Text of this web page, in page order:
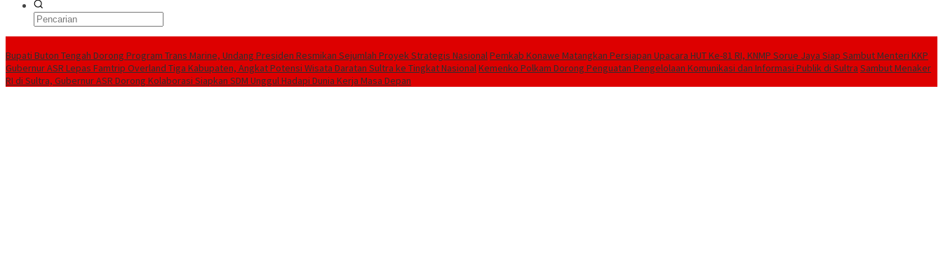
Bupati Buton Tengah Dorong Program Trans Marine, Undang Presiden Resmikan Sejumlah Proyek Strategis NasionalPemkab Konawe Matangkan Persiapan Upacara HUT Ke-81 RI, KNMP Sorue Jaya Siap Sambut Menteri KKP
Gubernur ASR Lepas Famtrip Overland Tiga Kabupaten, Angkat Potensi Wisata Daratan Sultra ke Tingkat NasionalKemenko Polkam Dorong Penguatan Pengelolaan Komunikasi dan Informasi Publik di Sultra Sambut Menaker
RI di Sultra, Gubernur ASR Dorong Kolaborasi Siapkan SDM Unggul Hadapi Dunia Kerja Masa Depan